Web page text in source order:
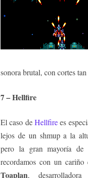
sonora brutal, con cortes
7 – Hellfire
El caso deHellfirees
lejos de un shmup a la
pero la gran mayoría de
recordamos con un
Toaplan,